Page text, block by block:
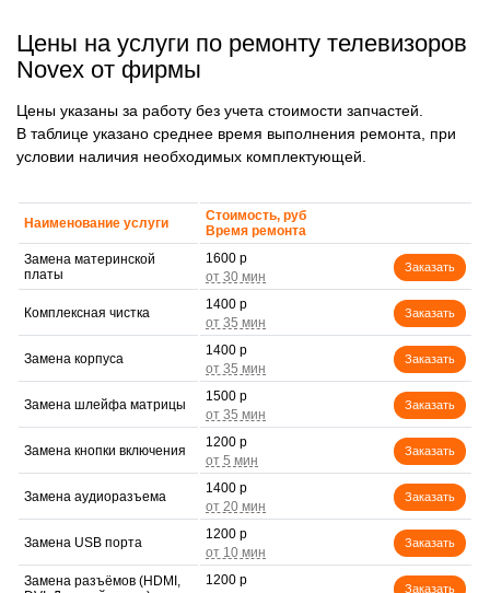
Цены на услуги по ремонту телевизоров
Novex от фирмы
Цены указаны за работу без учета стоимости запчастей.
В таблице указано среднее время выполнения ремонта, при
условии наличия необходимых комплектующей.
Наименование услуги
Стоимость, руб
Время ремонта
Замена материнской
платы
1600 р
Заказать
Комплексная чистка
1400 р
Заказать
Замена корпуса
1400 р
Заказать
Замена шлейфа матрицы
1500 р
Заказать
Замена кнопки включения
1200 р
Заказать
Замена аудиоразъема
1400 р
Заказать
Замена USB порта
1200 р
Заказать
Замена разъёмов (HDMI,
1200 р
Заказать